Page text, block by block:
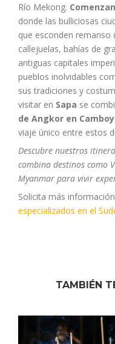
Río Mekong.
donde las bulliciosas
que esconden remanso
callejuelas, bahías de
antiguas capitales
pueblos inolvidables
sus tradiciones y
visitar en Sapa se
de Angkor en
viaje único entre estos
Descubre nuestros
combina destinos como
Myanmar para vivir
Solicita más
especializados en el
TAMBIÉN